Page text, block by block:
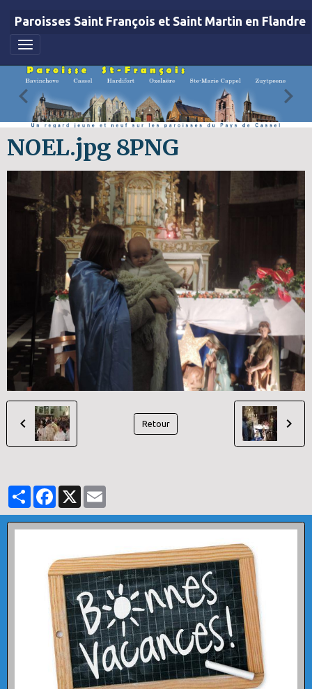
Paroisses Saint François et Saint Martin en Flandre
NOEL.jpg 8PNG
Retour
PartagerFacebook